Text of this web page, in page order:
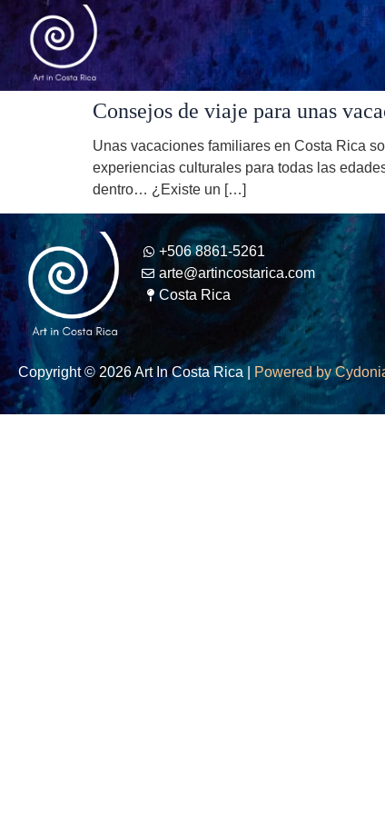
Consejos de viaje para unas
Unas vacaciones familiares en Costa Rica
experiencias culturales para todas las
dentro… ¿Existe un […]
+506 8861-5261
arte@artincostarica.com
Costa Rica
Copyright © 2026 Art In Costa Rica | Powered by